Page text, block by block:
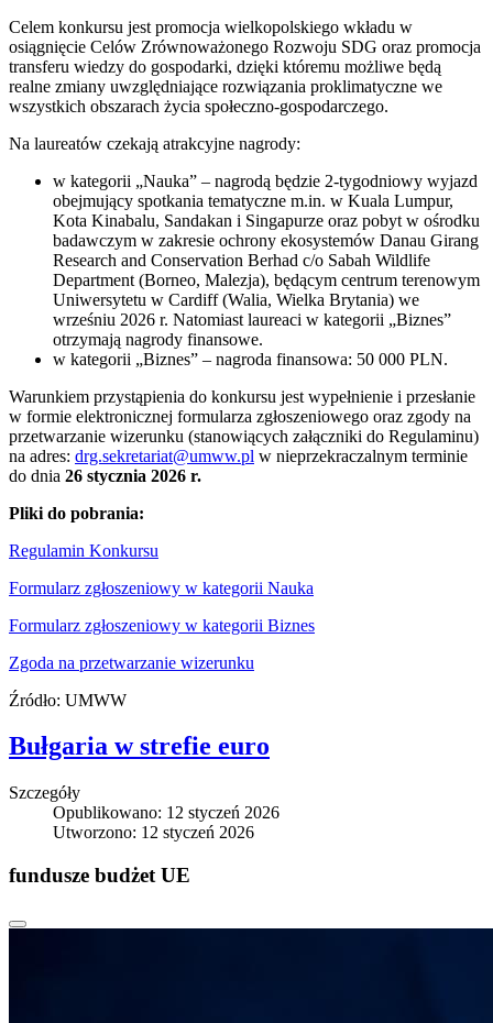
Celem konkursu jest promocja wielkopolskiego wkładu w
osiągnięcie Celów Zrównoważonego Rozwoju SDG oraz promocja
transferu wiedzy do gospodarki, dzięki któremu możliwe będą
realne zmiany uwzględniające rozwiązania proklimatyczne we
wszystkich obszarach życia społeczno-gospodarczego.
Na laureatów czekają atrakcyjne nagrody:
w kategorii „Nauka” – nagrodą będzie 2-tygodniowy wyjazd
obejmujący spotkania tematyczne m.in. w Kuala Lumpur,
Kota Kinabalu, Sandakan i Singapurze oraz pobyt w ośrodku
badawczym w zakresie ochrony ekosystemów Danau Girang
Research and Conservation Berhad c/o Sabah Wildlife
Department (Borneo, Malezja), będącym centrum terenowym
Uniwersytetu w Cardiff (Walia, Wielka Brytania) we
wrześniu 2026 r. Natomiast laureaci w kategorii „Biznes”
otrzymają nagrody finansowe.
w kategorii „Biznes” – nagroda finansowa: 50 000 PLN.
Warunkiem przystąpienia do konkursu jest wypełnienie i przesłanie
w formie elektronicznej formularza zgłoszeniowego oraz zgody na
przetwarzanie wizerunku (stanowiących załączniki do Regulaminu)
na adres: drg.sekretariat@umww.pl w nieprzekraczalnym terminie
do dnia 26 stycznia 2026 r.
Pliki do pobrania:
Regulamin Konkursu
Formularz zgłoszeniowy w kategorii Nauka
Formularz zgłoszeniowy w kategorii Biznes
Zgoda na przetwarzanie wizerunku
Źródło: UMWW
Bułgaria w strefie euro
Szczegóły
Opublikowano: 12 styczeń 2026
Utworzono: 12 styczeń 2026
fundusze budżet UE